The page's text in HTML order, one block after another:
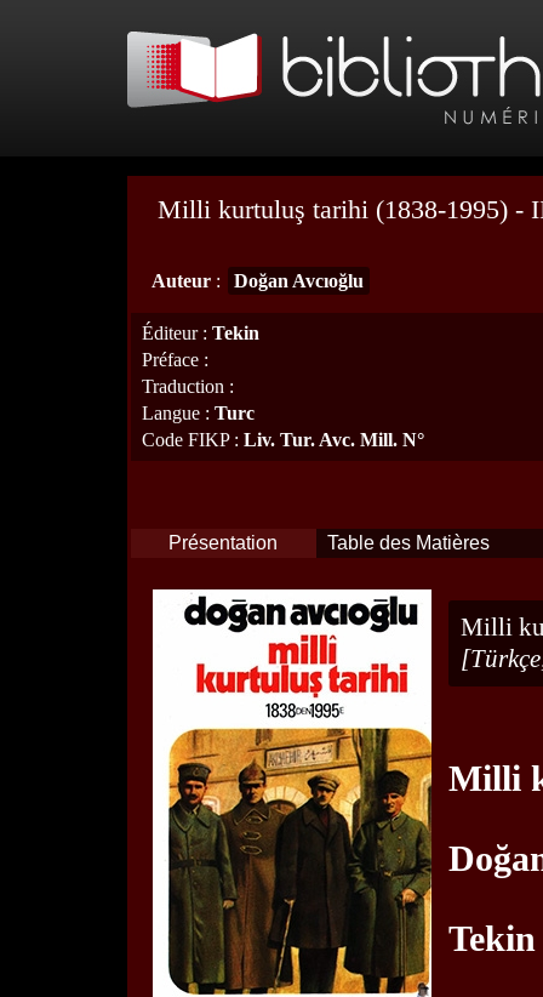
Milli kurtuluş tarihi (1838-1995) -
Auteur : Doğan Avcıoğlu
Éditeur: Tekin
Préface :
Traduction :
Langue : Turc
Code FIKP: Liv. Tur. Avc. Mill. N°
Présentation Table des Matières
Milli
Milli
Tekin